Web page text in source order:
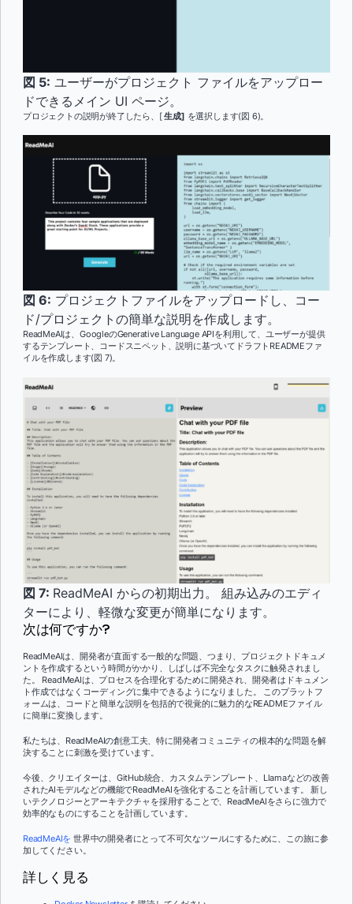
図 5: ユーザーがプロジェクト ファイルをアップロー
ドできるメイン UI ページ。
プロジェクトの説明が終了したら、[生成] を選択します(図 6)。
図 6: プロジェクトファイルをアップロードし、コー
ド/プロジェクトの簡単な説明を作成します。
ReadMeAIは、GoogleのGenerative Language APIを利用して、ユーザーが提供
するテンプレート、コードスニペット、説明に基づいてドラフトREADMEファ
イルを作成します(図 7)。
図 7: ReadMeAI からの初期出力。 組み込みのエディ
ターにより、軽微な変更が簡単になります。
次は何ですか?
ReadMeAIは、開発者が直面する一般的な問題、つまり、プロジェクトドキュメ
ントを作成するという時間がかかり、しばしば不完全なタスクに触発されまし
た。 ReadMeAIは、プロセスを合理化するために開発され、開発者はドキュメン
ト作成ではなくコーディングに集中できるようになりました。 このプラットフ
ォームは、コードと簡単な説明を包括的で視覚的に魅力的なREADMEファイル
に簡単に変換します。
私たちは、ReadMeAIの創意工夫、特に開発者コミュニティの根本的な問題を解
決することに刺激を受けています。
今後、クリエイターは、GitHub統合、カスタムテンプレート、Llamaなどの改善
されたAIモデルなどの機能でReadMeAIを強化することを計画しています。 新し
いテクノロジーとアーキテクチャを採用することで、ReadMeAIをさらに強力で
効率的なものにすることを計画しています。
ReadMeAIを 世界中の開発者にとって不可欠なツールにするために、この旅に参
加してください。
詳しく見る